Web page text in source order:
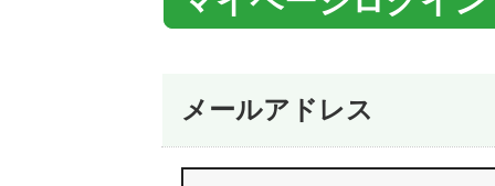
メールアドレス